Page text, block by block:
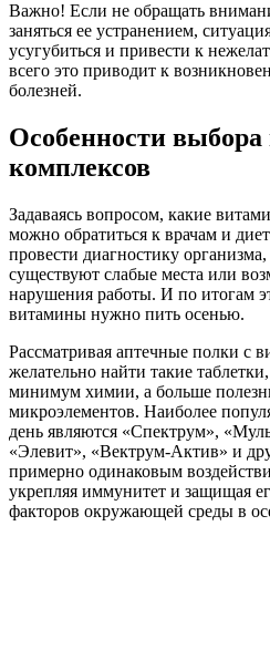
Важно! Если не обращать
заняться ее устранением,
усугубиться и привести к
всего это приводит к
болезней.
Особенности
комплексов
Задаваясь вопросом, какие
можно обратиться к врачам и
провести диагностику
существуют слабые места или
нарушения работы. И по итогам
витамины нужно пить осенью.
Рассматривая аптечные полки с
желательно найти такие
минимум химии, а больше
микроэлементов. Наиболее
день являются «Спектрум»,
«Элевит», «Вектрум-Актив» и
примерно одинаковым
укрепляя иммунитет и защищая
факторов окружающей среды в